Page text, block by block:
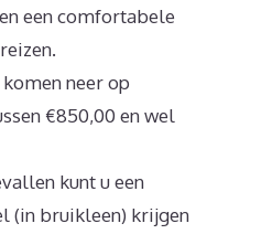
een comfortabele
neer op
€850,00 en wel
kunt u een
(in bruikleen) krijgen